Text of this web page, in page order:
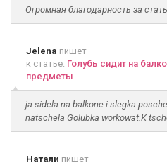
Огромная благодарность за
Jelena пишет
к статье: Голубь сидит на
предметы
ja sidela na balkone i slegka
natschela Golubka workowat.K
Натали пишет